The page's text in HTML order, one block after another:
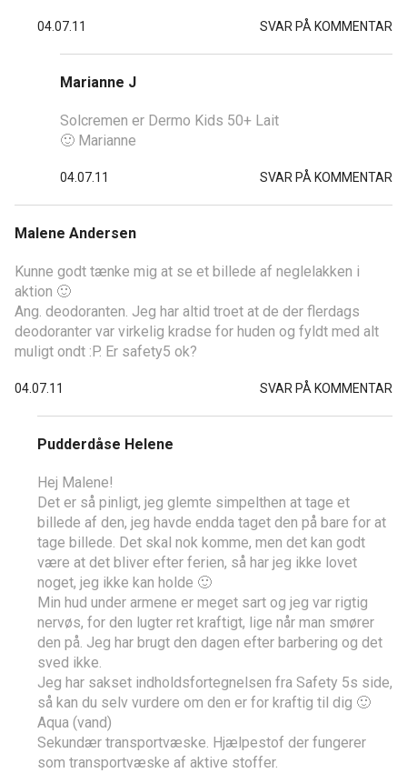
04.07.11 SVAR PÅ KOMMENTAR
Marianne J
Solcremen er Dermo Kids 50+ Lait
🙂 Marianne
04.07.11 SVAR PÅ KOMMENTAR
Malene Andersen
Kunne godt tænke mig at se et billede af neglelakken i
aktion 🙂
Ang. deodoranten. Jeg har altid troet at de der flerdags
deodoranter var virkelig kradse for huden og fyldt med alt
muligt ondt :P. Er safety5 ok?
04.07.11 SVAR PÅ KOMMENTAR
Pudderdåse Helene
Hej Malene!
Det er så pinligt, jeg glemte simpelthen at tage et
billede af den, jeg havde endda taget den på bare for at
tage billede. Det skal nok komme, men det kan godt
være at det bliver efter ferien, så har jeg ikke lovet
noget, jeg ikke kan holde 🙂
Min hud under armene er meget sart og jeg var rigtig
nervøs, for den lugter ret kraftigt, lige når man smører
den på. Jeg har brugt den dagen efter barbering og det
sved ikke.
Jeg har sakset indholdsfortegnelsen fra Safety 5s side,
så kan du selv vurdere om den er for kraftig til dig 🙂
Aqua (vand)
Sekundær transportvæske. Hjælpestof der fungerer
som transportvæske af aktive stoffer.